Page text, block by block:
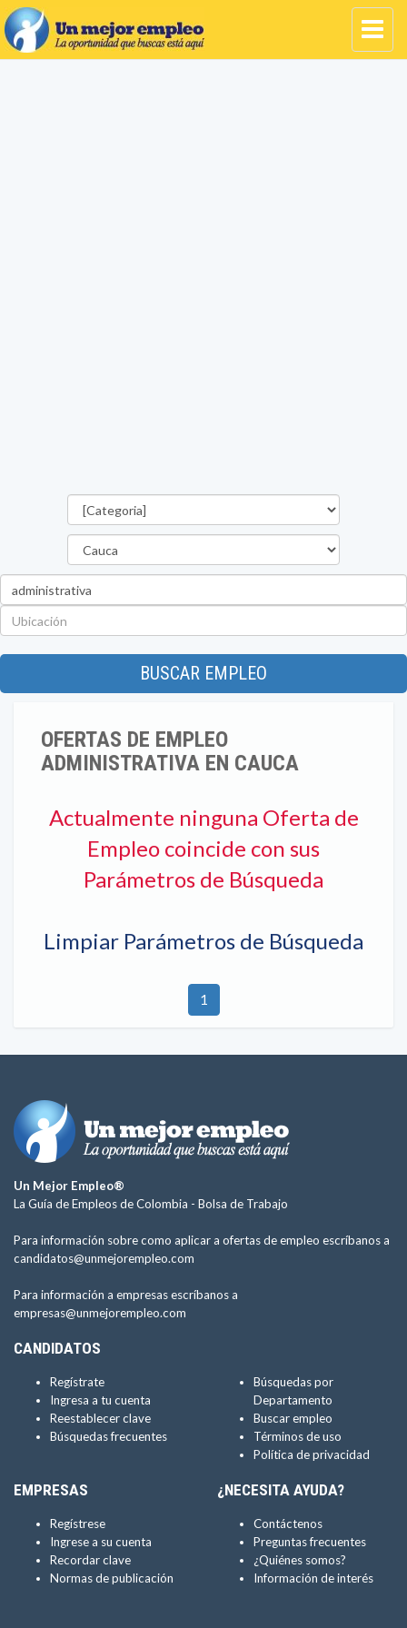
BUSCAR EMPLEO
OFERTAS DE EMPLEO
ADMINISTRATIVA EN CAUCA
Actualmente ninguna Oferta de
Empleo coincide con sus
Parámetros de Búsqueda
Limpiar Parámetros de Búsqueda
1
Un Mejor Empleo®
La Guía de Empleos de Colombia - Bolsa de Trabajo
Para información sobre como aplicar a ofertas de empleo escríbanos a
candidatos@unmejorempleo.com
Para información a empresas escríbanos a
empresas@unmejorempleo.com
CANDIDATOS
Regístrate
Ingresa a tu cuenta
Reestablecer clave
Búsquedas frecuentes
Búsquedas por
Departamento
Buscar empleo
Términos de uso
Política de privacidad
EMPRESAS
Regístrese
Ingrese a su cuenta
Recordar clave
Normas de publicación
¿NECESITA AYUDA?
Contáctenos
Preguntas frecuentes
¿Quiénes somos?
Información de interés